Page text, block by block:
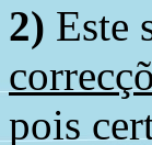
2) Este
pois